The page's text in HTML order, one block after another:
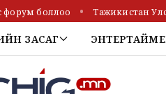
форум боллоо Тажикистан
ЗАСАГ